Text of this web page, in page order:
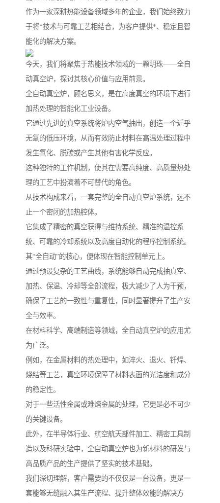
作为一家深耕热能设备领域多年的企业，我们始终致力
于将*技术与可靠工艺相结合，为客户提供*、稳定且智
能化的解决方案。
今天，我们将聚焦于热能技术领域的一颗明珠——全自
动真空炉，探讨其核心价值与应用前景。
全自动真空炉，顾名思义，是在高度真空的环境下进行
加热处理的智能化工业设备。
它通过先进的真空系统将炉内空气抽出，创造一个近乎
无氧的低压环境，从而有效防止材料在高温处理过程中
发生氧化、脱碳或产生其他有害化学反应。
这种独特的工作机制，使其在需要高纯度、高质量热处
理的工艺中扮演着不可替代的角色。
从技术构成来看，一套完整的全自动真空炉系统，远不
止一个密闭的加热腔体。
它集成了精密的真空获得与维持系统、精准的温控系
统、可靠的冷却系统以及高度自动化的程序控制系统。
其“全自动”的核心，便体现在智能控制单元上。
通过预设复杂的工艺曲线，系统能够自动完成抽真空、
加热、保温、冷却等全部流程，极大减少了人为干预，
确保了工艺的一致性与重复性，同时显著提升了生产安
全与效率。
在材料科学、高端制造等领域，全自动真空炉的应用尤
为广泛。
例如，在金属材料的热处理中，如淬火、退火、钎焊、
烧结等工艺，真空环境保障了材料表面的光洁度和成分
的稳定性。
对于一些活性金属或难熔金属的处理，它更是必不可少
的关键设备。
此外，在半导体行业、航空航天部件加工、精密工具制
造以及科研实验中，全自动真空炉也为新材料的研发与
高品质产品的生产提供了坚实的技术基础。
我们深切理解，客户需要的不仅仅是一台设备，更是一
套能够无缝融入其生产流程、提升整体效能的解决方